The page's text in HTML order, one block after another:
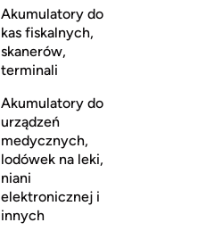
Akumulatory do
kas fiskalnych,
skanerów,
terminali
Akumulatory do
urządzeń
medycznych,
lodówek na leki,
niani
elektronicznej i
innych